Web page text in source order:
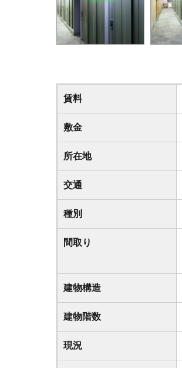
賃料
敷金
所在地
交通
種別
間取り
建物構造
建物階数
現況